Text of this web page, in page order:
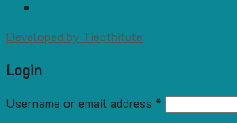
Developed by Tiepthitute
Login
Username or email address *